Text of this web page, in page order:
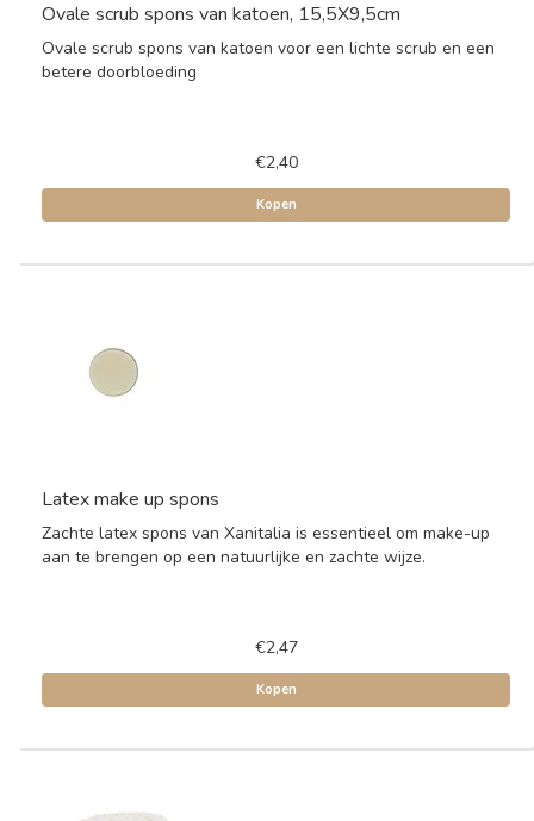
Ovale scrub spons van katoen, 15,5X9,5cm
Ovale scrub spons van katoen voor een lichte scrub en een
betere doorbloeding
€2,40
Kopen
Latex make up spons
Zachte latex spons van Xanitalia is essentieel om make-up
aan te brengen op een natuurlijke en zachte wijze.
€2,47
Kopen